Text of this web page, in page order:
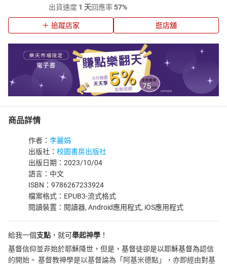
出貨速度 1 天回應率57%
追蹤店家 逛店舖
商品詳情
作者： 李麗娟
出版社： 校園書房出版社
出版日期：2023/10/04
語言：中文
ISBN：9786267233924
檔案格式：EPUB3-流式格式
閱讀裝置：閱讀器, Android應用程式, iOS應用程式
給我一個支點 ，就可舉起神學 ！
基督信仰並非始於耶穌降世，但是，基督徒卻是以耶穌基督為認信
的開始。 基督教神學是以基督論為「阿基米德點」，亦即經由對基